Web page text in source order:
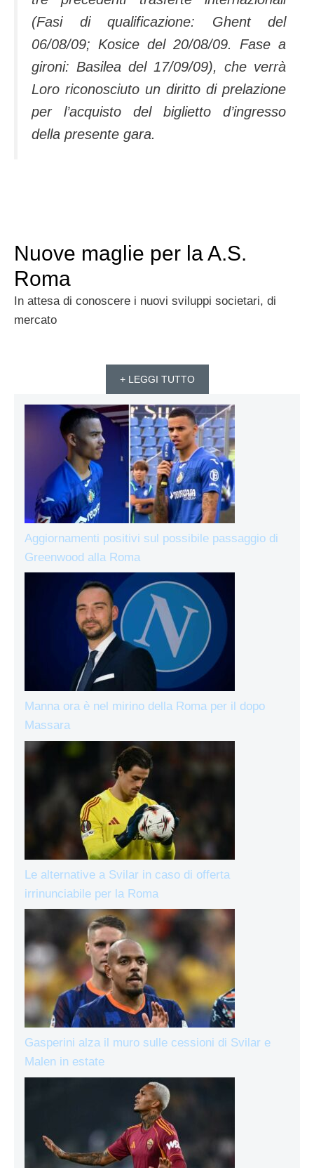
(Fasi di qualificazione: Ghent del
06/08/09; Kosice del 20/08/09. Fase a
gironi: Basilea del 17/09/09), che verrà
Loro riconosciuto un diritto di prelazione
per l’acquisto del biglietto d’ingresso
della presente gara.
Nuove maglie per la A.S.
Roma
In attesa di conoscere i nuovi sviluppi societari, di
mercato
+ LEGGI TUTTO
Aggiornamenti positivi sul possibile passaggio di
Greenwood alla Roma
Manna ora è nel mirino della Roma per il dopo
Massara
Le alternative a Svilar in caso di offerta
irrinunciabile per la Roma
Gasperini alza il muro sulle cessioni di Svilar e
Malen in estate